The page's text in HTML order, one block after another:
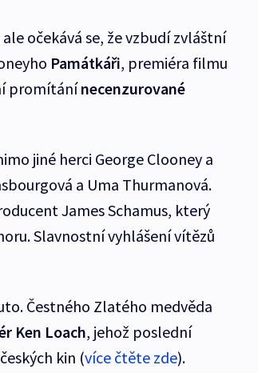
očekává se, že vzbudí zvláštní
Památkáři, premiéra filmu
promítánínecenzurované
jiné herci George Clooney a
a Uma Thurmanová.
James Schamus, který
Slavnostní vyhlášení vítězů
Čestného Zlatého medvěda
Ken Loach, jehož poslední
kin (více čtěte zde).